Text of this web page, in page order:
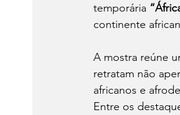
temporária
continente
A mostra reúne
retratam não
africanos e
Entre os